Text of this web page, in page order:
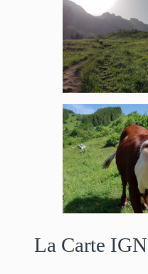
La Carte IGN